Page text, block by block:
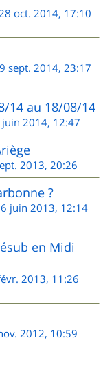
oct. 2014, 17:10
sept. 2014, 23:17
14 au 18/08/14
juin 2014, 12:47
2013, 20:26
?
juin 2013, 12:14
en Midi
2013, 11:26
2012, 10:59